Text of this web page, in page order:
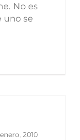
No es
uno se
enero, 2010